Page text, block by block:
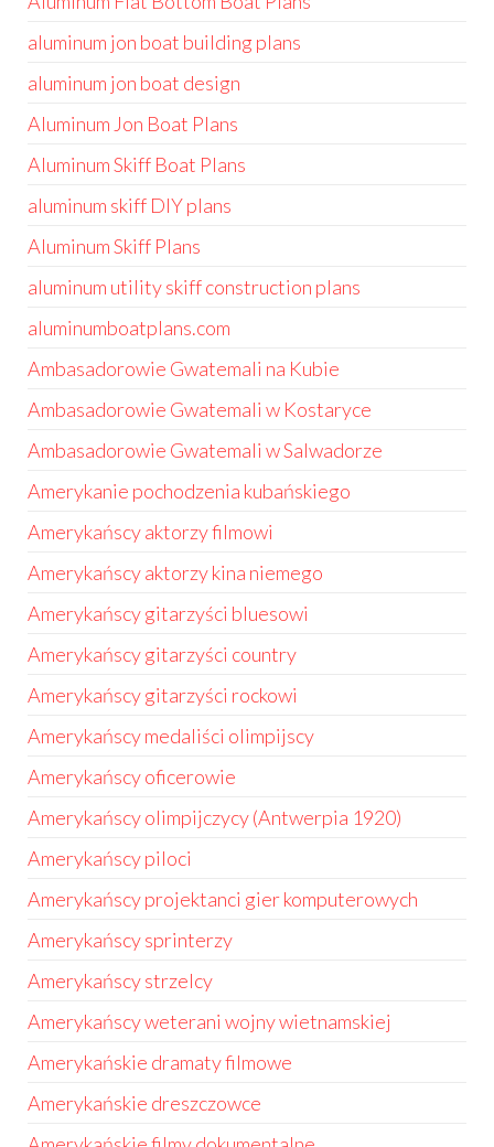
aluminum jon boat building plans
aluminum jon boat design
Aluminum Jon Boat Plans
Aluminum Skiff Boat Plans
aluminum skiff DIY plans
Aluminum Skiff Plans
aluminum utility skiff construction plans
aluminumboatplans.com
Ambasadorowie Gwatemali na Kubie
Ambasadorowie Gwatemali w Kostaryce
Ambasadorowie Gwatemali w Salwadorze
Amerykanie pochodzenia kubańskiego
Amerykańscy aktorzy filmowi
Amerykańscy aktorzy kina niemego
Amerykańscy gitarzyści bluesowi
Amerykańscy gitarzyści country
Amerykańscy gitarzyści rockowi
Amerykańscy medaliści olimpijscy
Amerykańscy oficerowie
Amerykańscy olimpijczycy (Antwerpia 1920)
Amerykańscy piloci
Amerykańscy projektanci gier komputerowych
Amerykańscy sprinterzy
Amerykańscy strzelcy
Amerykańscy weterani wojny wietnamskiej
Amerykańskie dramaty filmowe
Amerykańskie dreszczowce